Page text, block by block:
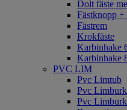
Dolt fäste
Fästknopp +
Fästrem
Krokfäste
Karbinhake
Karbinhake
PVC LIM
Pvc Limtub
Pvc
Pvc